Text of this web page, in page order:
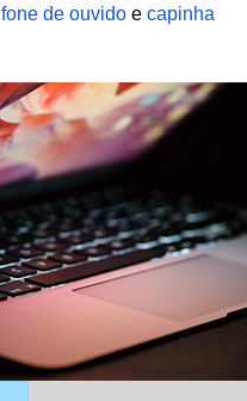
fone de ouvido e capinha